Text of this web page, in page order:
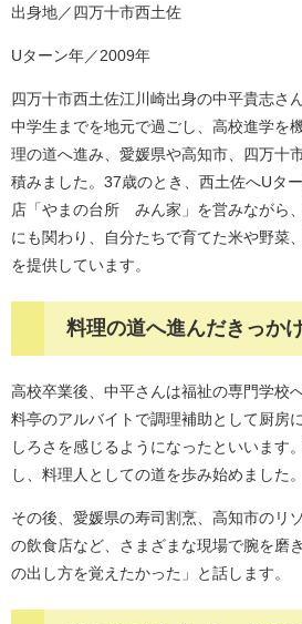
出身地／四万十市西土佐
Uターン年／2009年
四万十市西土佐江川崎出身の中平貴志さん
中学生までを地元で過ごし、高校進学を
理の道へ進み、愛媛県や高知市、四万十
積みました。37歳のとき、西土佐へUタ
店「やまの台所 みん家」を営みながら
にも関わり、自分たちで育てた米や野菜
を提供しています。
料理の道へ進んだきっか
高校卒業後、中平さんは福祉の専門学校
料亭のアルバイトで調理補助として厨房
しろさを感じるようになったといいます
し、料理人としての道を歩み始めました。
その後、愛媛県の寿司割烹、高知市のリ
の飲食店など、さまざまな現場で腕を磨
の出し方を覚えたかった」と話します。